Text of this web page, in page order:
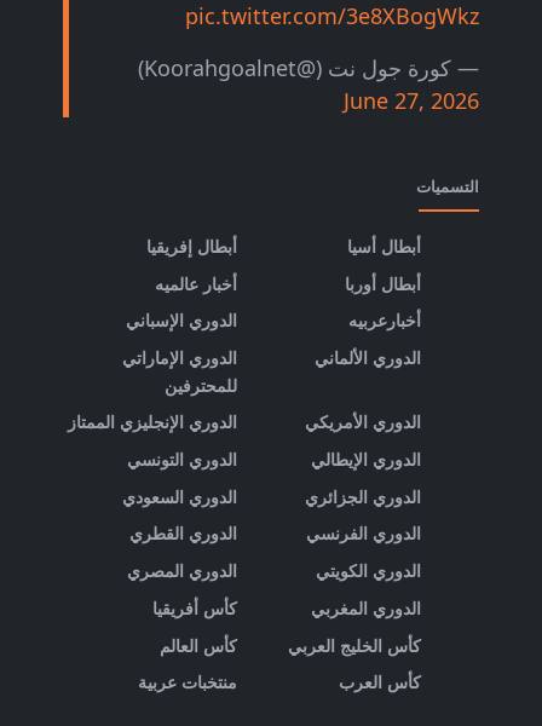
pic.twitter.com/3e8XBogWkz
— كورة جول نت (@Koorahgoalnet)
June 27, 2026
التسميات
أبطال أسيا
أبطال إفريقيا
أبطال أوربا
أخبار عالميه
أخبارعربيه
الدوري الإسباني
الدوري الألماني
الدوري الإماراتي
للمحترفين
الدوري الأمريكي
الدوري الإنجليزي الممتاز
الدوري الإيطالي
الدوري التونسي
الدوري الجزائري
الدوري السعودي
الدوري الفرنسي
الدوري القطري
الدوري الكويتي
الدوري المصري
الدوري المغربي
كأس أفريقيا
كأس الخليج العربي
كأس العالم
كأس العرب
منتخبات عربية